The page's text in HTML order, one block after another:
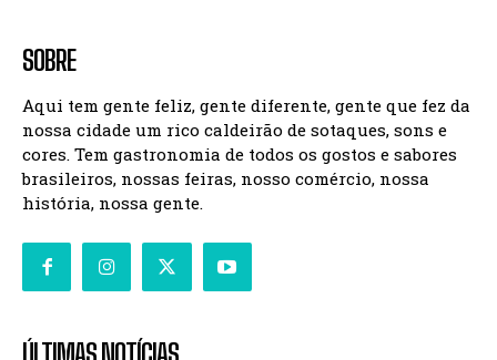
SOBRE
Aqui tem gente feliz, gente diferente, gente que fez da
nossa cidade um rico caldeirão de sotaques, sons e
cores. Tem gastronomia de todos os gostos e sabores
brasileiros, nossas feiras, nosso comércio, nossa
história, nossa gente.